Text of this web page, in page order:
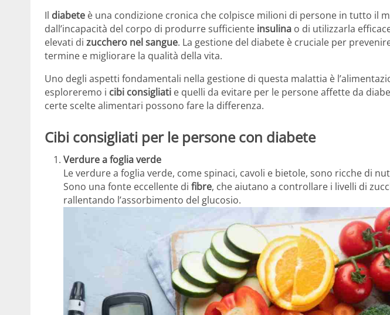
Il diabete è una condizione cronica che colpisce milioni di persone in tutto il
dall’incapacità del corpo di produrre sufficiente insulina o di utilizzarla
elevati di zucchero nel sangue. La gestione del diabete è cruciale per
termine e migliorare la qualità della vita.
Uno degli aspetti fondamentali nella gestione di questa malattia è
esploreremo i cibi consigliati e quelli da evitare per le persone affette da
certe scelte alimentari possono fare la differenza.
Cibi consigliati per le persone con diabete
Verdure a foglia verde
Le verdure a foglia verde, come spinaci, cavoli e bietole, sono ricche di
Sono una fonte eccellente di fibre, che aiutano a controllare i livelli di
rallentando l’assorbimento del glucosio.